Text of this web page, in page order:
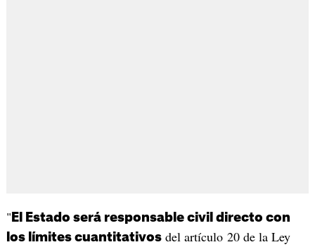
" El Estado será responsable civil directo con
los límites cuantitativosdel artículo 20 de la Ley